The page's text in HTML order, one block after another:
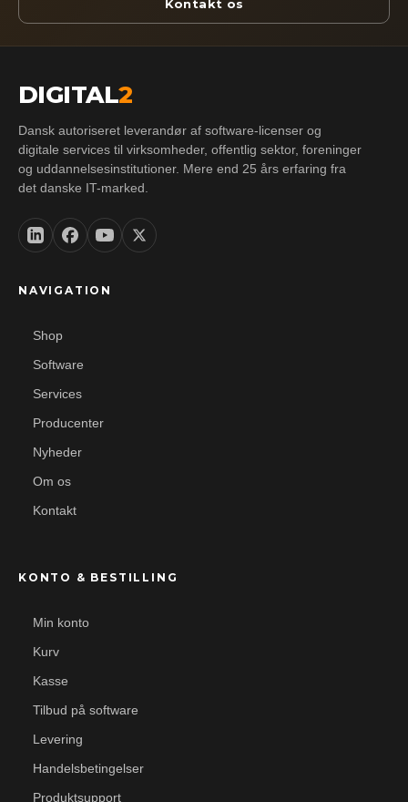
Kontakt os
DIGITAL2
Dansk autoriseret leverandør af software-licenser og
digitale services til virksomheder, offentlig sektor, foreninger
og uddannelsesinstitutioner. Mere end 25 års erfaring fra
det danske IT-marked.
NAVIGATION
Shop
Software
Services
Producenter
Nyheder
Om os
Kontakt
KONTO & BESTILLING
Min konto
Kurv
Kasse
Tilbud på software
Levering
Handelsbetingelser
Produktsupport